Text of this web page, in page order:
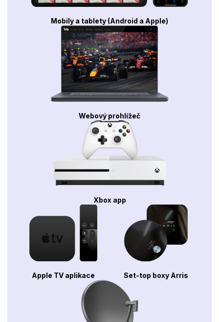
Mobily a tablety (Android a Apple)
Webový prohlížeč
Xbox app
Apple TV aplikace Set-top boxy Arris